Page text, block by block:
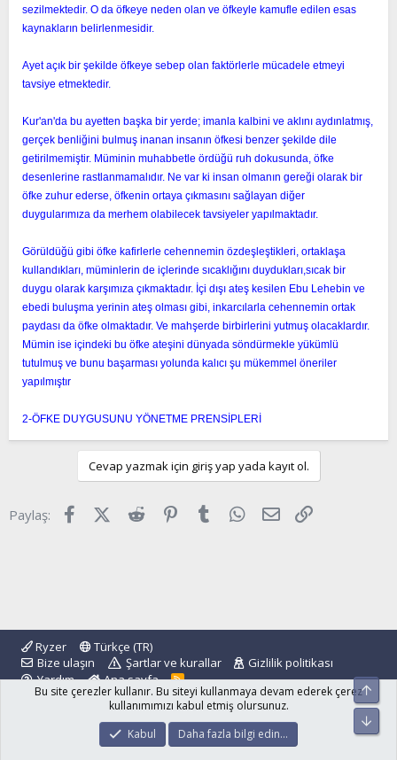
sezilmektedir. O da öfkeye neden olan ve öfkeyle kamufle edilen esas
kaynakların belirlenmesidir.
Ayet açık bir şekilde öfkeye sebep olan faktörlerle mücadele etmeyi
tavsiye etmektedir.
Kur'an'da bu ayetten başka bir yerde; imanla kalbini ve aklını aydınlatmış,
gerçek benliğini bulmuş inanan insanın öfkesi benzer şekilde dile
getirilmemiştir. Müminin muhabbetle ördüğü ruh dokusunda, öfke
desenlerine rastlanmamalıdır. Ne var ki insan olmanın gereği olarak bir
öfke zuhur ederse, öfkenin ortaya çıkmasını sağlayan diğer
duygularımıza da merhem olabilecek tavsiyeler yapılmaktadır.
Görüldüğü gibi öfke kafirlerle cehennemin özdeşleştikleri, ortaklaşa
kullandıkları, müminlerin de içlerinde sıcaklığını duydukları,sıcak bir
duygu olarak karşımıza çıkmaktadır. İçi dışı ateş kesilen Ebu Lehebin ve
ebedi buluşma yerinin ateş olması gibi, inkarcılarla cehennemin ortak
paydası da öfke olmaktadır. Ve mahşerde birbirlerini yutmuş olacaklardır.
Mümin ise içindeki bu öfke ateşini dünyada söndürmekle yükümlü
tutulmuş ve bunu başarması yolunda kalıcı şu mükemmel öneriler
yapılmıştır
2-ÖFKE DUYGUSUNU YÖNETME PRENSİPLERİ
Cevap yazmak için giriş yap yada kayıt ol.
Paylaş: FacebookX (Twitter)
Reddit Pinterest
Tumblr WhatsApp
E-posta
Ryzer
Türkçe (TR)
Bize ulaşın
Şartlar ve kurallar
Gizlilik politikası
Yardım
Ana sayfa
R
S
S
Community platform by XenForo ® © 2010-2024 XenForo Ltd.
© 2001 - 2024
Bu site çerezler kullanır. Bu siteyi kullanmaya devam ederek çerez
kullanımımızı kabul etmiş olursunuz.
Kabul
Daha fazla bilgi edin…
Üst
Alt